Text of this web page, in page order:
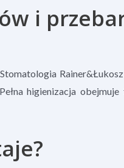
i
higienizacja